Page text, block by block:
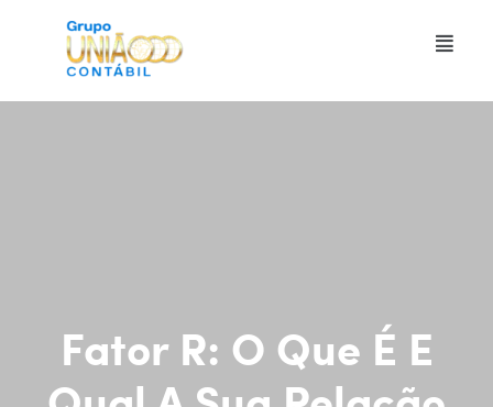
Fator R: O Que É E